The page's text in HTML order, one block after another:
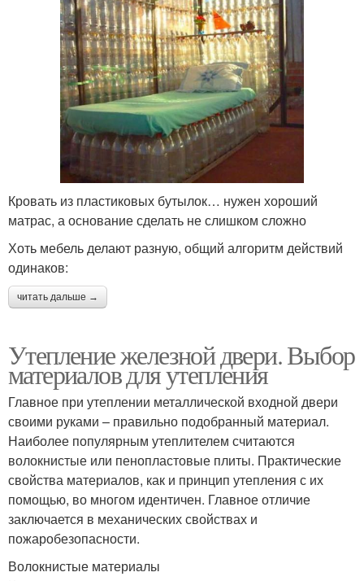
Кровать из пластиковых бутылок… нужен хороший
матрас, а основание сделать не слишком сложно
Хоть мебель делают разную, общий алгоритм действий
одинаков:
читать дальше →
Утепление железной двери. Выбор
материалов для утепления
Главное при утеплении металлической входной двери
своими руками – правильно подобранный материал.
Наиболее популярным утеплителем считаются
волокнистые или пенопластовые плиты. Практические
свойства материалов, как и принцип утепления с их
помощью, во многом идентичен. Главное отличие
заключается в механических свойствах и
пожаробезопасности.
Волокнистые материалы